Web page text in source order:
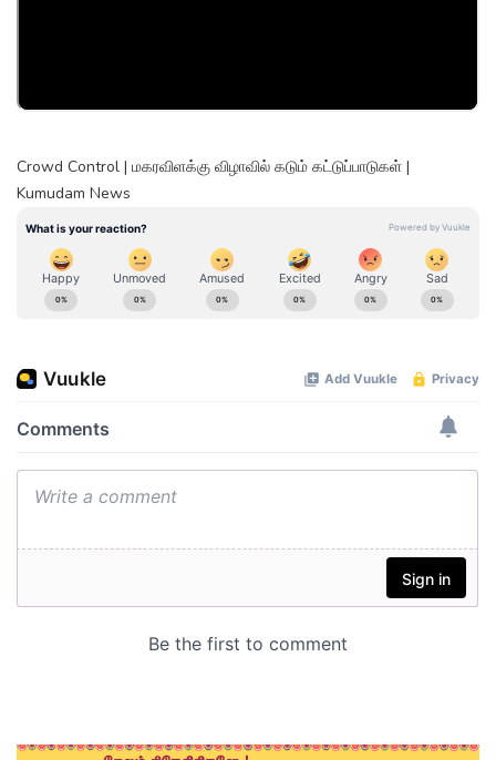
Crowd Control | மகரவிளக்கு விழாவில் கடும் கட்டுப்பாடுகள் |
Kumudam News